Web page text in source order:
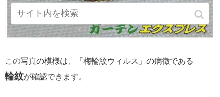
この写真の模様は、「梅輪紋ウィルス」の病徴である
輪紋が確認できます。